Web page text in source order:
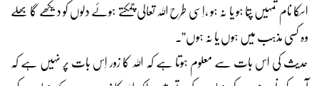
اسکا نام تمہیں پتا ہو یا نہ ہو ،اِسی طرح اللہ تعالی چمکتے ہوئے دلوں کو دیکھے گا بھلے
وہ کسی مذہب میں ہوں یا نہ ہوں”۔
حدیث کی اس بات سے معلوم ہوتا ہے کہ اللہ کا زور اِس بات پر نہیں ہے کہ